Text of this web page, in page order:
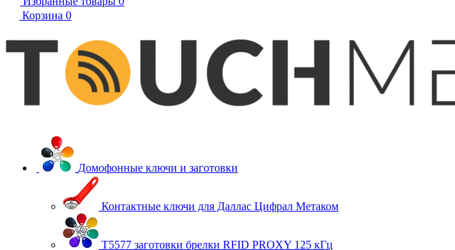
Корзина 0
Домофонные ключи и заготовки
Контактные ключи для Даллас Цифрал Метаком
T5577 заготовки брелки RFID PROXY 125 кГц